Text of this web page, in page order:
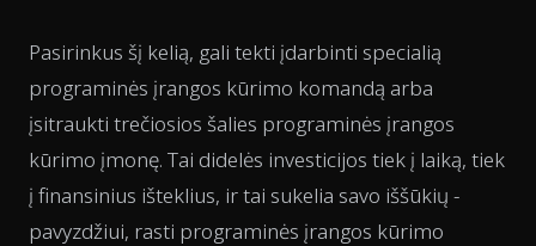
Pasirinkus šį kelią, gali tekti įdarbinti specialią
programinės įrangos kūrimo komandą arba
įsitraukti trečiosios šalies programinės įrangos
kūrimo įmonę. Tai didelės investicijos tiek į laiką, tiek
į finansinius išteklius, ir tai sukelia savo iššūkių -
pavyzdžiui, rasti programinės įrangos kūrimo